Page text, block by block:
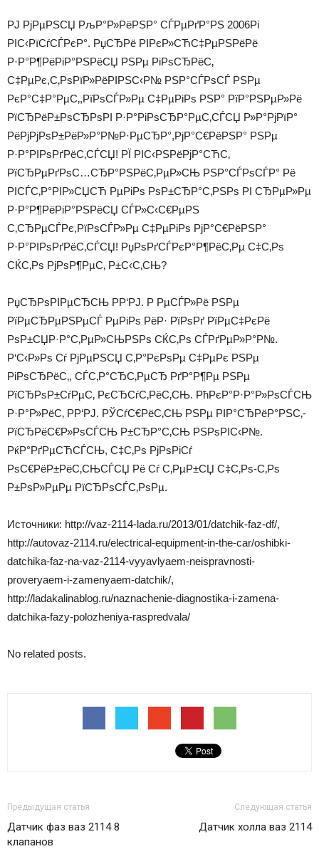
РЈ РјРµРЅСЏ РљР°Р»РёРЅР° СЃРµРґР°РЅ 2006Рі
РІС‹РїСѓСЃРєР°. РџСЂРё РІРєР»СЋС‡РµРЅРёРё
Р·Р°Р¶РёРіР°РЅРёСЏ РЅРµ РіРѕСЂРёС‚
С‡РµРє,С‚РѕРїР»РёРІРЅС‹Р№ РЅР°СЃРѕСЃ РЅРµ
РєР°С‡Р°РµС‚,РїРѕСЃР»Рµ С‡РµРіРѕ РЅР° РїР°РЅРµР»Рё
РїСЂРёР±РѕСЂРѕРІ Р·Р°РіРѕСЂР°РµС‚СЃСЏ Р»Р°РјРїР°
РёРјРјРѕР±РёР»Р°Р№Р·РµСЂР°,РјР°С€РёРЅР° РЅРµ
Р·Р°РІРѕРґРёС‚СЃСЏ! РЇ РІС‹РЅРёРјР°СЋС‚
РїСЂРµРґРѕС…СЂР°РЅРёС‚РµР»СЊ РЅР°СЃРѕСЃР° Рё
РІСЃС‚Р°РІР»СЏСЋ РµРіРѕ РѕР±СЂР°С‚РЅРѕ РІ СЂРµР»Рµ
Р·Р°Р¶РёРіР°РЅРёСЏ СЃР»С‹С€РµРЅ
С‚СЂРµСЃРє,РїРѕСЃР»Рµ С‡РµРіРѕ РјР°С€РёРЅР°
Р·Р°РІРѕРґРёС‚СЃСЏ! РџРѕРґСЃРєР°Р¶РёС‚Рµ С‡С‚Рѕ
СЌС‚Рѕ РјРѕР¶РµС‚ Р±С‹С‚СЊ?
РџСЂРѕРІРµСЂСЊ Р­Р‘РЈ. Р РµСЃР»Рё РЅРµ
РїРµСЂРµРЅРµСЃ РµРіРѕ РёР· РїРѕРґ РїРµС‡РєРё
РѕР±СЏР·Р°С‚РµР»СЊРЅРѕ СЌС‚Рѕ СЃРґРµР»Р°Р№.
Р‘С‹Р»Рѕ Сѓ РјРµРЅСЏ С‚Р°РєРѕРµ С‡РµРє РЅРµ
РіРѕСЂРёС‚, СЃС‚Р°СЂС‚РµСЂ РґР°Р¶Рµ РЅРµ
РїСЂРѕР±СѓРµС‚ РєСЂСѓС‚РёС‚СЊ. РћРєР°Р·Р°Р»РѕСЃСЊ
Р·Р°Р»РёС‚ Р­Р‘РЈ. РЎСѓС€РёС‚СЊ РЅРµ РІР°СЂРёР°РЅС‚-
РїСЂРёС€Р»РѕСЃСЊ Р±СЂР°С‚СЊ РЅРѕРІС‹Р№.
РќР°РґРµСЋСЃСЊ, С‡С‚Рѕ РјРѕРіСѓ
РѕС€РёР±РёС‚СЊСЃСЏ Рё Сѓ С‚РµР±СЏ С‡С‚Рѕ-С‚Рѕ
Р±РѕР»РµРµ РїСЂРѕСЃС‚РѕРµ.
Источники: http://vaz-2114-lada.ru/2013/01/datchik-faz-df/,
http://autovaz-2114.ru/electrical-equipment-in-the-car/oshibki-
datchika-faz-na-vaz-2114-vyyavlyaem-neispravnosti-
proveryaem-i-zamenyaem-datchik/,
http://ladakalinablog.ru/naznachenie-diagnostika-i-zamena-
datchika-fazy-polozheniya-raspredvala/
No related posts.
Предыдущая статья
Датчик фаз ваз 2114 8
клапанов
Следующая статья
Датчик холла ваз 2114